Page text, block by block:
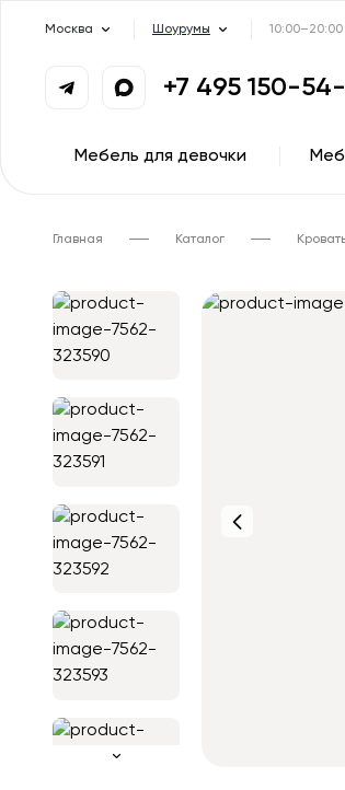
Москва Шоурумы 10:00–20:00
+7 495 150-
Мебель для девочки
Главная Каталог